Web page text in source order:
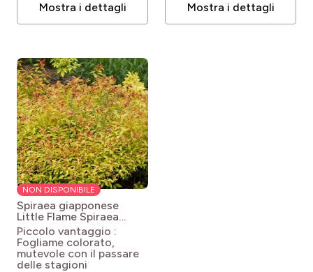
Mostra i dettagli Mostra i dettagli
NON DISPONIBILE
Spiraea giapponese
Little Flame Spiraea
japonica Minspil04
(LITTLE FLAME®)
Piccolo vantaggio :
Fogliame colorato,
mutevole con il passare
delle stagioni